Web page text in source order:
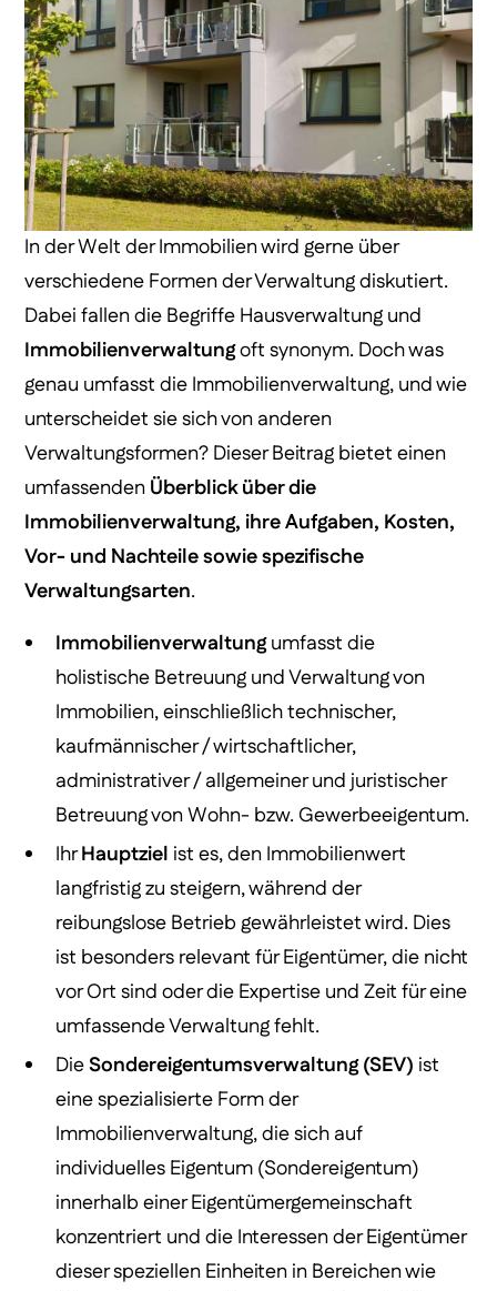
In der Welt der Immobilien wird gerne über
verschiedene Formen der Verwaltung diskutiert.
Dabei fallen die Begriffe Hausverwaltung und
Immobilienverwaltungoft synonym. Doch was
genau umfasst die Immobilienverwaltung, und wie
unterscheidet sie sich von anderen
Verwaltungsformen? Dieser Beitrag bietet einen
umfassendenÜberblick über die
Immobilienverwaltung, ihre Aufgaben, Kosten,
Vor- und Nachteile sowie spezifische
Verwaltungsarten.
Immobilienverwaltungumfasst die
holistische Betreuung und Verwaltung von
Immobilien, einschließlich technischer,
kaufmännischer / wirtschaftlicher,
administrativer / allgemeiner und juristischer
Betreuung von Wohn- bzw. Gewerbeeigentum.
IhrHauptziel ist es, den Immobilienwert
langfristig zu steigern, während der
reibungslose Betrieb gewährleistet wird. Dies
ist besonders relevant für Eigentümer, die nicht
vor Ort sind oder die Expertise und Zeit für eine
umfassende Verwaltung fehlt.
DieSondereigentumsverwaltung (SEV) ist
eine spezialisierte Form der
Immobilienverwaltung, die sich auf
individuelles Eigentum (Sondereigentum)
innerhalb einer Eigentümergemeinschaft
konzentriert und die Interessen der Eigentümer
dieser speziellen Einheiten in Bereichen wie